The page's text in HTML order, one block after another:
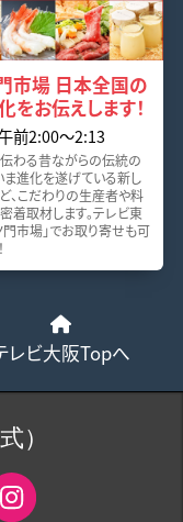
市場 日本全国の
をお伝えします！
午前2:00～2:13
わる昔ながらの伝統の
ま進化を遂げている新し
、こだわりの生産者や料
着取材します。テレビ東
門市場」でお取り寄せも可
レビ大阪Topへ
）